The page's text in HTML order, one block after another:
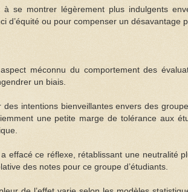
à se montrer légèrement plus indulgents
d’équité ou pour compenser un désavantage
méconnu du comportement des
un biais.
des intentions bienveillantes envers des
une petite marge de tolérance aux
a effacé ce réflexe, rétablissant une neutralité
des notes pour ce groupe d’étudiants.